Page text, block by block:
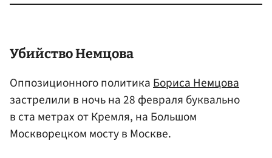
Убийство Немцова
Оппозиционного политикаБориса Немцова
застрелили в ночь на 28 февраля буквально
в ста метрах от Кремля, на Большом
Москворецком мосту в Москве.